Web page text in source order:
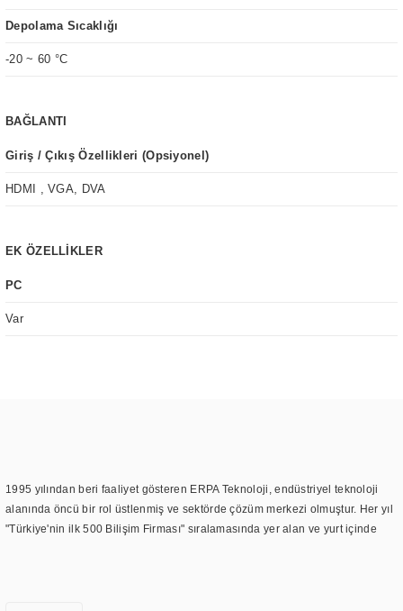
Depolama Sıcaklığı
-20 ~ 60 °C
BAĞLANTI
Giriş / Çıkış Özellikleri (Opsiyonel)
HDMI , VGA, DVA
EK ÖZELLİKLER
PC
Var
1995 yılından beri faaliyet gösteren ERPA Teknoloji, endüstriyel teknoloji
alanında öncü bir rol üstlenmiş ve sektörde çözüm merkezi olmuştur. Her yıl
"Türkiye'nin ilk 500 Bilişim Firması" sıralamasında yer alan ve yurt içinde